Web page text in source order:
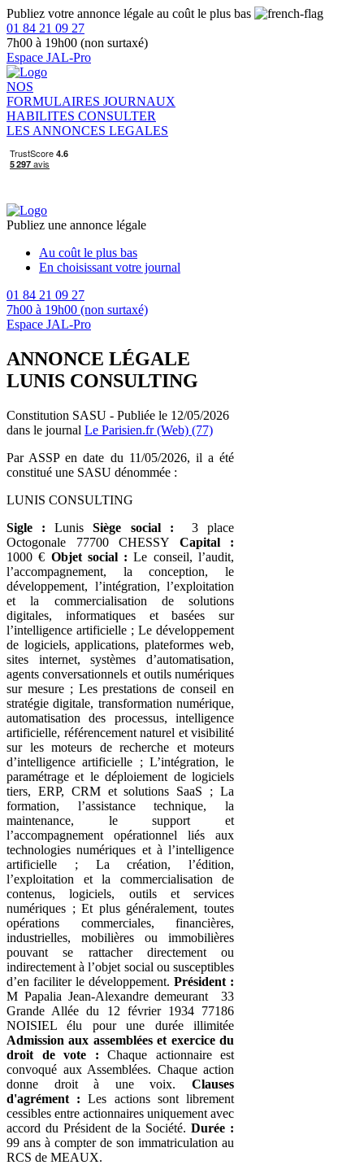
Publiez votre annonce légale au coût le plus bas
01 84 21 09 27
7h00 à 19h00 (non surtaxé)
Espace JAL-Pro
NOS
FORMULAIRES JOURNAUX
HABILITES CONSULTER
LES ANNONCES LEGALES
Publiez une annonce légale
Au coût le plus bas
En choisissant votre journal
01 84 21 09 27
7h00 à 19h00 (non surtaxé)
Espace JAL-Pro
ANNONCE LÉGALE
LUNIS CONSULTING
Constitution SASU - Publiée le 12/05/2026
dans le journal Le Parisien.fr (Web) (77)
Par ASSP en date du 11/05/2026, il a été
constitué une SASU dénommée :
LUNIS CONSULTING
Sigle : LunisSiège social : 3 place
Octogonale 77700 CHESSY Capital :
1000 € Objet social : Le conseil, l’audit,
l’accompagnement, la conception, le
développement, l’intégration, l’exploitation
et la commercialisation de solutions
digitales, informatiques et basées sur
l’intelligence artificielle ; Le développement
de logiciels, applications, plateformes web,
sites internet, systèmes d’automatisation,
agents conversationnels et outils numériques
sur mesure ; Les prestations de conseil en
stratégie digitale, transformation numérique,
automatisation des processus, intelligence
artificielle, référencement naturel et visibilité
sur les moteurs de recherche et moteurs
d’intelligence artificielle ; L’intégration, le
paramétrage et le déploiement de logiciels
tiers, ERP, CRM et solutions SaaS ; La
formation, l’assistance technique, la
maintenance, le support et
l’accompagnement opérationnel liés aux
technologies numériques et à l’intelligence
artificielle ; La création, l’édition,
l’exploitation et la commercialisation de
contenus, logiciels, outils et services
numériques ; Et plus généralement, toutes
opérations commerciales, financières,
industrielles, mobilières ou immobilières
pouvant se rattacher directement ou
indirectement à l’objet social ou susceptibles
d’en faciliter le développement. Président :
M Papalia Jean-Alexandre demeurant 33
Grande Allée du 12 février 1934 77186
NOISIEL élu pour une durée illimitée
Admission aux assemblées et exercice du
droit de vote : Chaque actionnaire est
convoqué aux Assemblées. Chaque action
donne droit à une voix. Clauses
d'agrément : Les actions sont librement
cessibles entre actionnaires uniquement avec
accord du Président de la Société.Durée :
99 ans à compter de son immatriculation au
RCS de MEAUX.